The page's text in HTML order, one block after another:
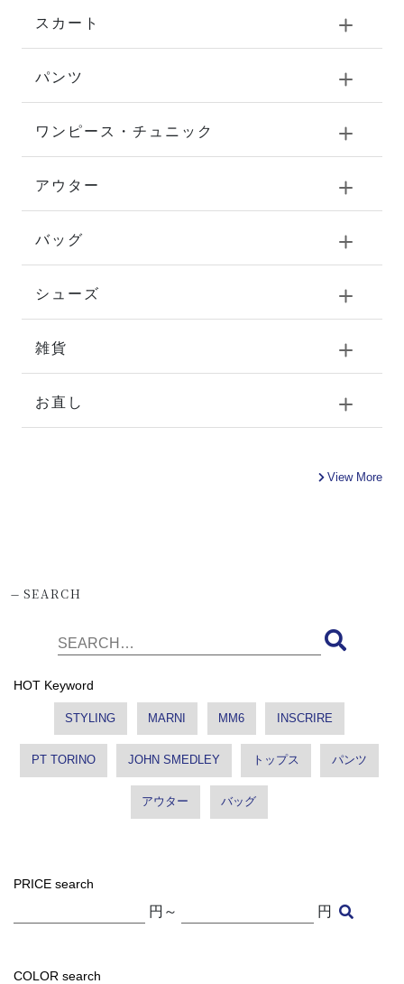
スカート
パンツ
ワンピース・チュニック
アウター
バッグ
シューズ
雑貨
お直し
View More
-SEARCH
HOT Keyword
STYLING MARNI MM6 INSCRIRE
PT TORINO JOHN SMEDLEY トップス パンツ
アウター バッグ
PRICE search
円～ 円
COLOR search